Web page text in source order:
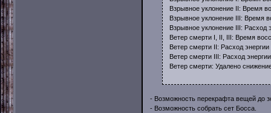
Взрывное уклонение II: Время
Взрывное уклонение III: Время
Взрывное уклонение III: Расход
Ветер смерти I, II, III: Время
Ветер смерти II: Расход
Ветер смерти III: Расход
Ветер смерти: Удалено
- Возможность перекрафта вещей до
- Возможность собрать сет Босса.